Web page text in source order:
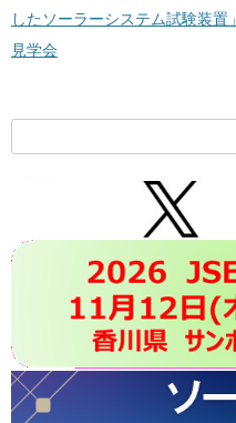
したソーラーシステム試験装置」
見学会
索: